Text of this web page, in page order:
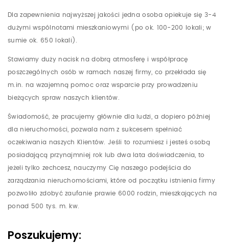
Dla zapewnienia najwyższej jakości jedna osoba opiekuje się 3-4
dużymi wspólnotami mieszkaniowymi (po ok. 100-200 lokali; w
sumie ok. 650 lokali).
Stawiamy duży nacisk na dobrą atmosferę i współpracę
poszczególnych osób w ramach naszej firmy, co przekłada się
m.in. na wzajemną pomoc oraz wsparcie przy prowadzeniu
bieżących spraw naszych klientów.
Świadomość, że pracujemy głównie dla ludzi, a dopiero później
dla nieruchomości, pozwala nam z sukcesem spełniać
oczekiwania naszych Klientów. Jeśli to rozumiesz i jesteś osobą
posiadającą przynajmniej rok lub dwa lata doświadczenia, to
jeżeli tylko zechcesz, nauczymy Cię naszego podejścia do
zarządzania nieruchomościami, które od początku istnienia firmy
pozwoliło zdobyć zaufanie prawie 6000 rodzin, mieszkających na
ponad 500 tys. m. kw.
Poszukujemy: